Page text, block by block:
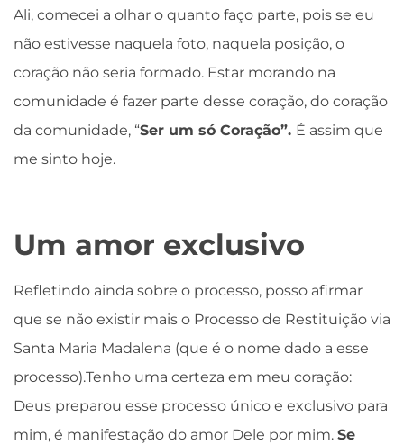
Ali, comecei a olhar o quanto faço parte, pois se eu
não estivesse naquela foto, naquela posição, o
coração não seria formado. Estar morando na
comunidade é fazer parte desse coração, do coração
da comunidade, “Ser um só Coração”. É assim que
me sinto hoje.
Um amor exclusivo
Refletindo ainda sobre o processo, posso afirmar
que se não existir mais o Processo de Restituição via
Santa Maria Madalena (que é o nome dado a esse
processo).Tenho uma certeza em meu coração:
Deus preparou esse processo único e exclusivo para
mim, é manifestação do amor Dele por mim. Se